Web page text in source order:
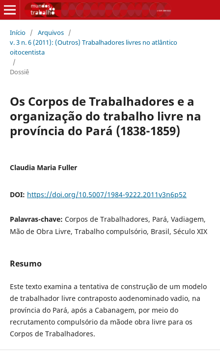
Início / Arquivos /
v. 3 n. 6 (2011): (Outros) Trabalhadores livres no atlântico
oitocentista
/
Dossiê
Os Corpos de Trabalhadores e a
organização do trabalho livre na
província do Pará (1838-1859)
Claudia Maria Fuller
DOI: https://doi.org/10.5007/1984-9222.2011v3n6p52
Palavras-chave: Corpos de Trabalhadores, Pará, Vadiagem,
Mão de Obra Livre, Trabalho compulsório, Brasil, Século XIX
Resumo
Este texto examina a tentativa de construção de um modelo
de trabalhador livre contraposto aodenominado vadio, na
província do Pará, após a Cabanagem, por meio do
recrutamento compulsório da mãode obra livre para os
Corpos de Trabalhadores.